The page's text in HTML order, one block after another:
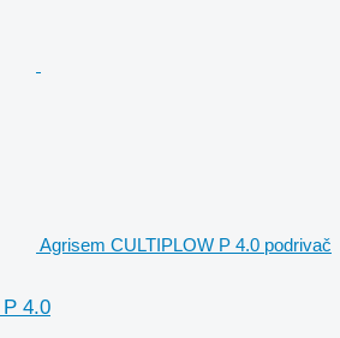
Agrisem CULTIPLOW P 4.0 podrivač
4.0